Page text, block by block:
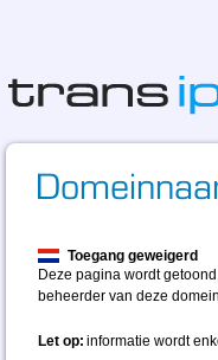
Toegang geweigerd
Deze pagina wordt
beheerder van deze
Let op: informatie wordt